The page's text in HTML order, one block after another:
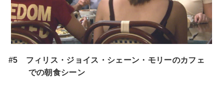
#5 フィリス・ジョイス・シェーン・モリーのカフェ
での朝食シーン